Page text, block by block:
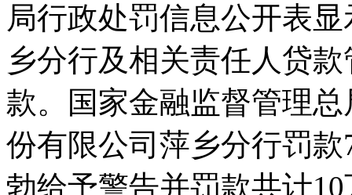
局行政处罚信息公开表
乡分行及相关责任人贷
款。国家金融监督管理
份有限公司萍乡分行罚
勃给予警告并罚款共计